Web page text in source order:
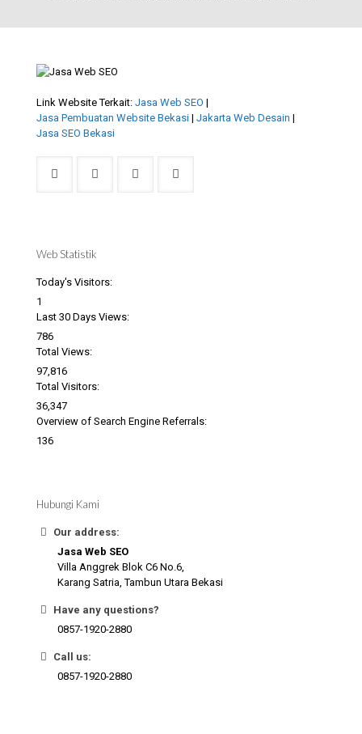
Link Website Terkait: Jasa Web SEO |
Jasa Pembuatan Website Bekasi | Jakarta Web Desain |
Jasa SEO Bekasi
Web Statistik
Today's Visitors:
1
Last 30 Days Views:
786
Total Views:
97,816
Total Visitors:
36,347
Overview of Search Engine Referrals:
136
Hubungi Kami
Our address:
Jasa Web SEO
Villa Anggrek Blok C6 No.6,
Karang Satria, Tambun Utara Bekasi
Have any questions?
0857-1920-2880
Call us:
0857-1920-2880